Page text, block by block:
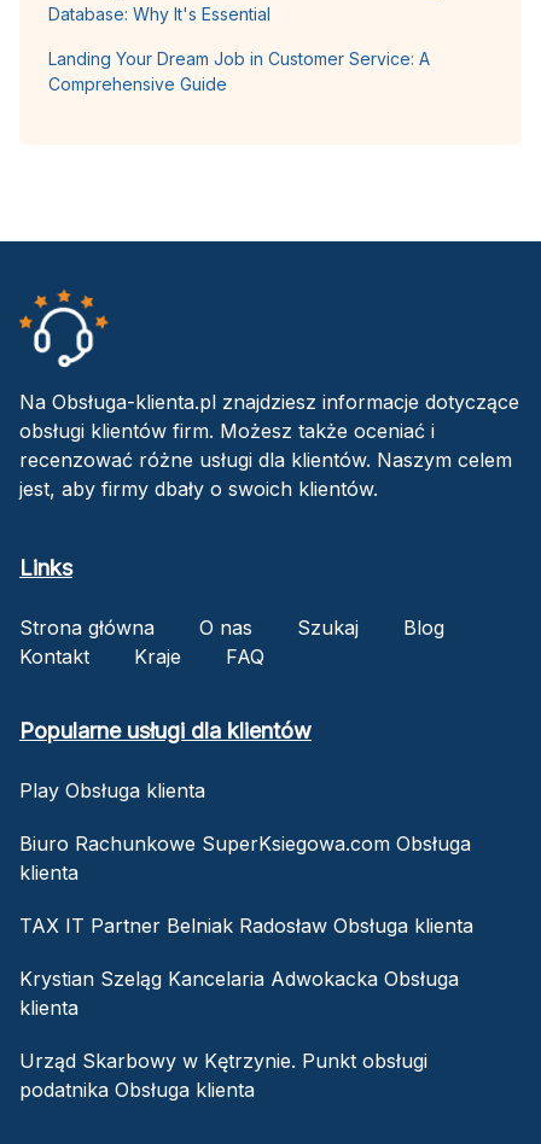
Database: Why It's Essential
Landing Your Dream Job in Customer Service: A
Comprehensive Guide
Na Obsługa-klienta.pl znajdziesz informacje dotyczące
obsługi klientów firm. Możesz także oceniać i
recenzować różne usługi dla klientów. Naszym celem
jest, aby firmy dbały o swoich klientów.
Links
Strona główna O nas Szukaj
Blog
Kontakt
Kraje FAQ
Popularne usługi dla klientów
Play Obsługa klienta
Biuro Rachunkowe SuperKsiegowa.com Obsługa
klienta
TAX IT Partner Belniak Radosław Obsługa klienta
Krystian Szeląg Kancelaria Adwokacka Obsługa
klienta
Urząd Skarbowy w Kętrzynie. Punkt obsługi
podatnika Obsługa klienta